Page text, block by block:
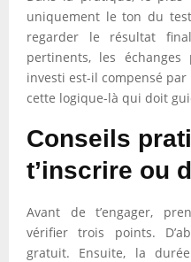
uniquement le ton du
regarder le résultat
pertinents, les
investi est-il compensé par
cette logique-là qui doit
Conseils
t’inscrire ou
Avant de t’engager,
vérifier trois points.
gratuit. Ensuite, la